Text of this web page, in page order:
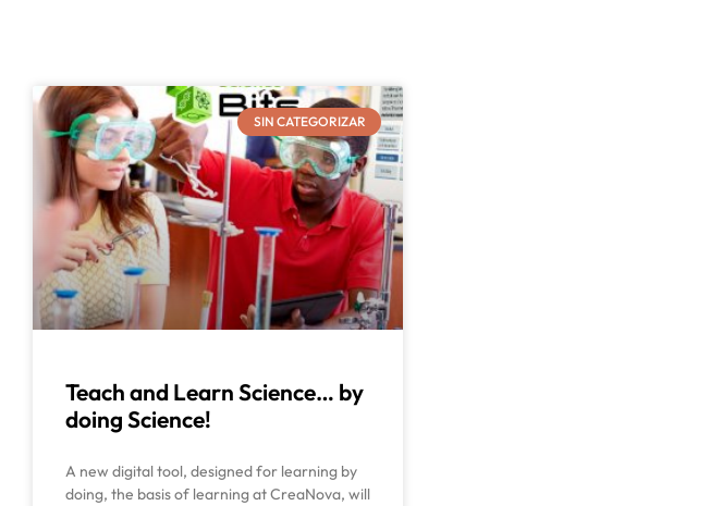
SIN CATEGORIZAR
Teach and Learn Science… by
doing Science!
A new digital tool, designed for learning by
doing, the basis of learning at CreaNova, will